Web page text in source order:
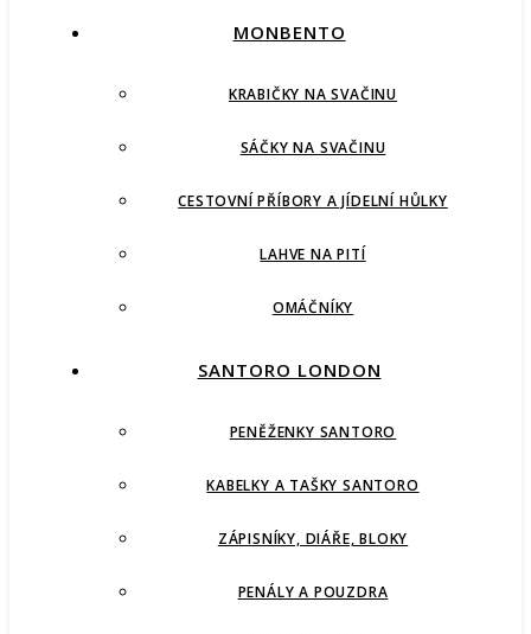
MONBENTO
KRABIČKY NA SVAČINU
SÁČKY NA SVAČINU
CESTOVNÍ PŘÍBORY A JÍDELNÍ HŮLKY
LAHVE NA PITÍ
OMÁČNÍKY
SANTORO LONDON
PENĚŽENKY SANTORO
KABELKY A TAŠKY SANTORO
ZÁPISNÍKY, DIÁŘE, BLOKY
PENÁLY A POUZDRA